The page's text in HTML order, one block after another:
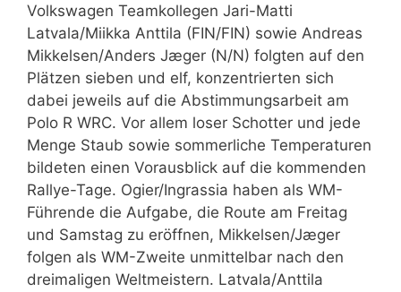
Volkswagen Teamkollegen Jari-Matti
Latvala/Miikka Anttila (FIN/FIN) sowie Andreas
Mikkelsen/Anders Jæger (N/N) folgten auf den
Plätzen sieben und elf, konzentrierten sich
dabei jeweils auf die Abstimmungsarbeit am
Polo R WRC. Vor allem loser Schotter und jede
Menge Staub sowie sommerliche Temperaturen
bildeten einen Vorausblick auf die kommenden
Rallye-Tage. Ogier/Ingrassia haben als WM-
Führende die Aufgabe, die Route am Freitag
und Samstag zu eröffnen, Mikkelsen/Jæger
folgen als WM-Zweite unmittelbar nach den
dreimaligen Weltmeistern. Latvala/Anttila